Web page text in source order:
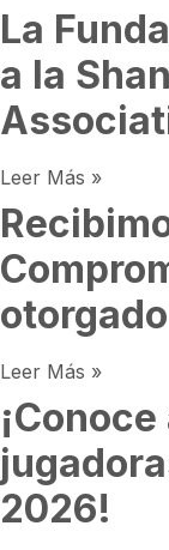
La
a la
Leer Más »
Leer Más »
2026!